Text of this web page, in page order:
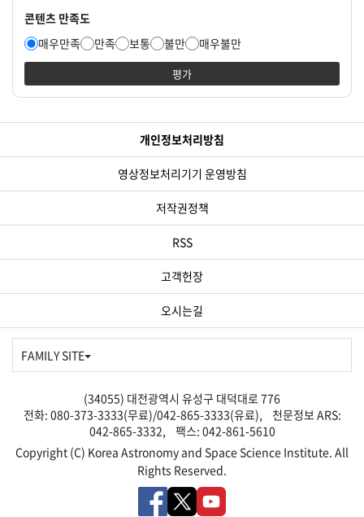
콘텐츠 만족도
매우만족
만족 보통 불만 매우불만
평가
개인정보처리방침
영상정보처리기기 운영방침
저작권정책
RSS
고객헌장
오시는길
FAMILY SITE
(34055) 대전광역시 유성구 대덕대로 776
전화: 080-373-3333(무료)/042-865-3333(유료), 천문정보 ARS:
042-865-3332, 팩스: 042-861-5610
Copyright (C) Korea Astronomy and Space Science Institute. All
Rights Reserved.